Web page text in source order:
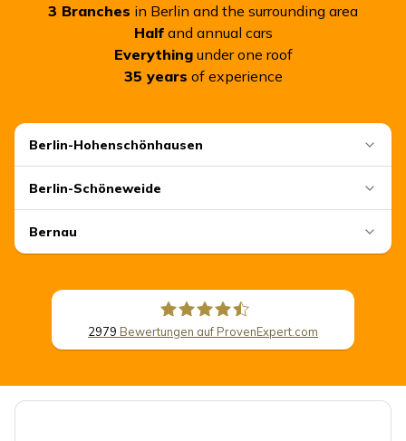
3 Branches in Berlin and the surrounding area
Half and annual cars
Everything under one roof
35 years of experience
Berlin-Hohenschönhausen
Berlin-Schöneweide
Bernau
2979 Bewertungen auf ProvenExpert.com